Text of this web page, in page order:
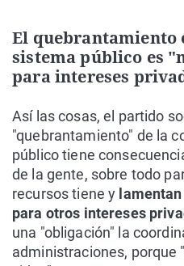
El quebrantamiento
sistema público es
para intereses
Así las cosas, el partido
"quebrantamiento" de la
público tiene
de la gente, sobre todo
recursos tiene y
para otros intereses
una "obligación" la
administraciones, porque